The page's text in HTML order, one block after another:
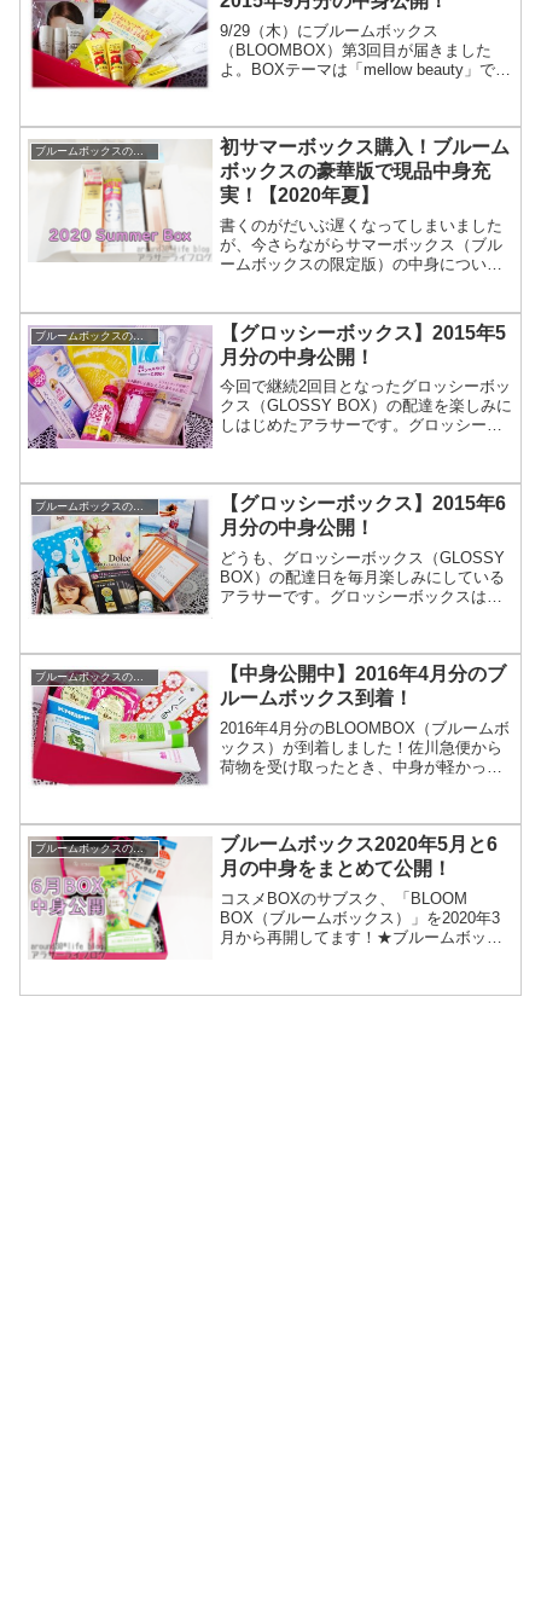
9/29（木）にブルームボックス
（BLOOMBOX）第3回目が届きました
よ。BOXテーマは「mellow beauty」で
スはオーガニックボックス（要予約）と
通常ボッ...
初サマーボックス購入！ブルーム
ボックスの豪華版で現品中身充
実！【2020年夏】
書くのがだいぶ遅くなってしまいました
が、今さらながらサマーボックス（ブル
ームボックスの限定版）の中身について
はすべて使ってみましたので使用感も合
わせて書いてきますよ...
ブルームボックスの中身
【グロッシーボックス】2015年5
月分の中身公開！
今回で継続2回目となったグロッシーボッ
クス（GLOSSY BOX）の配達を楽しみに
しはじめたアラサーです。グロッシーボ
クスです。到着するまで何が入っている
のかわか...
ブルームボックスの中身
【グロッシーボックス】2015年6
月分の中身公開！
どうも、グロッシーボックス（GLOSSY
BOX）の配達日を毎月楽しみにしている
アラサーです。グロッシーボックスはお
到着するまで何が入っているのかわかり
ません。い...
ブルームボックスの中身
【中身公開中】2016年4月分のブ
ルームボックス到着！
2016年4月分のBLOOMBOX（ブルームボ
ックス）が到着しました！佐川急便から
荷物を受け取ったとき、中身が軽かった
ぎたのでそろそろハズレが来てもおかし
くないはずと...
ブルームボックスの中身
ブルームボックス2020年5月と6
月の中身をまとめて公開！
コスメBOXのサブスク、「BLOOM
BOX（ブルームボックス）」を2020年3
月から再開してます！★ブルームボック
ンサービスです。事前に入力したビュー